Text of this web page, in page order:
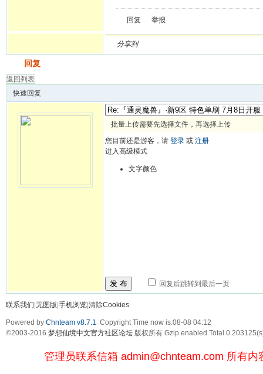
回复 举报
分享到
回复
返回列表
快速回复
批量上传需要先选择文件，再选择上传
您目前还是游客，请 登录 或 注册
进入高级模式
文字颜色
发 布 回复后跳转到最后一页
联系我们 无图版 手机浏览 清除Cookies
Powered by Chnteam v8.7.1 Copyright Time now is:08-08 04:12
©2003-2016 梦想仙境中文官方社区论坛 版权所有 Gzip enabled Total
管理员联系信箱 admin@chnteam.com 所有内